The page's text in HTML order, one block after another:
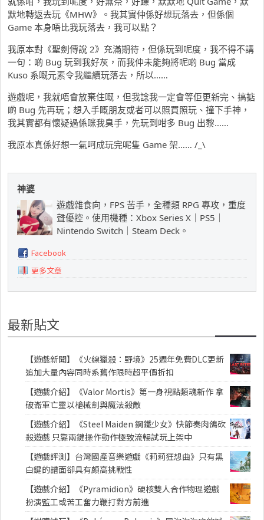
默地轉返去玩《MHW》。我其實仲係好想玩落去，但係個
Game 本身唔比我玩落去，我可以點？
我原本對《聖劍傳說 2》充滿期待，但係玩到呢度，我不得不講
一句：啲 Bug 玩到我好灰，而我仲未能夠將呢啲 Bug 當成
Kuso 系嘅元素令我繼續玩落去，所以……
遊戲呢，我就唔會放棄住嘅，但我諗我一定會等佢更新完、搞掂
啲 Bug 先再玩；想入手嘅朋友或者可以照買照玩、撞下手神，
我其實都有懷疑過係咪我臭手，先玩到咁多 Bug 出黎……
我原本真係好想一氣呵成玩完呢隻 Game 架…… /_\
神婆
遊戲雜食向，FPS 苦手，全種類 RPG 專攻，重度
聲優控。使用機種：Xbox Series X｜PS5｜
Nintendo Switch｜Steam Deck。
Facebook
更多文章
最新貼文
【遊戲新聞】《火線獵殺：野境》25週年免費DLC更新
追加大量內容同時系舊作限時超平價折扣
【遊戲介紹】《Valor Mortis》第一身視點類魂新作 拿
破崙軍亡靈以槍械劍與魔法殺敵
【遊戲介紹】《Steel Maiden 鋼鐵少女》快節奏肉鴿砍
殺遊戲 只靠兩鍵操作動作極致流暢試玩上架中
【遊戲評測】台灣國產音樂遊戲《莉莉狂想曲》只有黑
白鍵的譜面卻具有頗高挑戰性
【遊戲介紹】《Pyramidion》硬核雙人合作物理遊戲
扮演監工或苦工奮力鞭打對方前進